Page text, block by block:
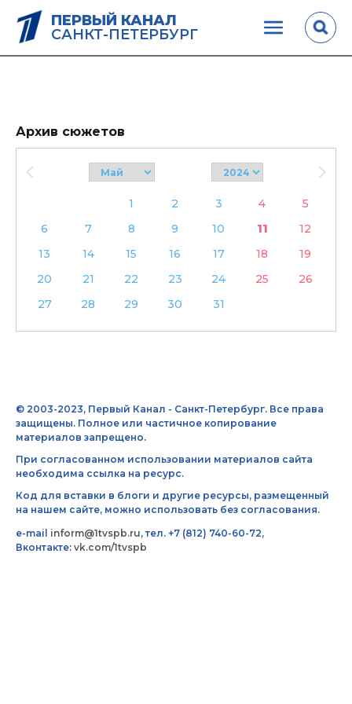
ПЕРВЫЙ КАНАЛ
САНКТ-ПЕТЕРБУРГ
Архив сюжетов
1 2 3 4
5
6
7 8 9 10 11
12
13
14 15 16 17 18
19
20
21 22 23 24 25
26
27
28 29 30 31
© 2003-2023, Первый Канал - Санкт-Петербург. Все права
защищены. Полное или частичное копирование
материалов запрещено.
При согласованном использовании материалов сайта
необходима ссылка на ресурс.
Код для вставки в блоги и другие ресурсы, размещенный
на нашем сайте, можно использовать без согласования.
e-mail inform@1tvspb.ru, тел. +7 (812) 740-60-72,
Вконтакте: vk.com/1tvspb